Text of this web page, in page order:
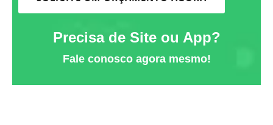
Precisa de Site ou App?
Fale conosco agora mesmo!